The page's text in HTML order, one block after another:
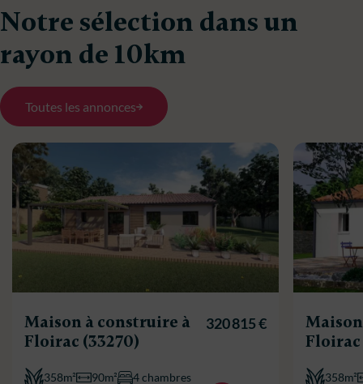
Notre sélection dans un
rayon de 10km
Toutes les annonces
Maison à construire à
Floirac (33270)
358m² 90m² 4 chambres
320 815 €
Floirac
358m²